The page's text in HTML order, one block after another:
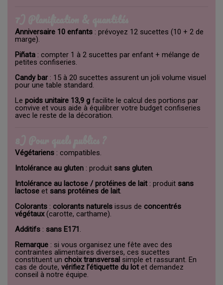
Anniversaire 10 enfants : prévoyez 12 sucettes (10 + 2 de
marge).
Piñata : compter 1 à 2 sucettes par enfant + mélange de
petites confiseries.
Candy bar: 15 à 20 sucettes assurent un joli volume visuel
pour une table standard.
Le poids unitaire 13,9 g facilite le calcul des portions par
convive et vous aide à équilibrer votre budget confiseries
avec le reste de la décoration.
Végétariens : compatibles.
Intolérance au gluten : produit sans gluten.
Intolérance au lactose / protéines de lait: produit sans
lactose et sans protéines de lait.
Colorants : colorants naturels issus de concentrés
végétaux(carotte, carthame).
Additifs : sans E171.
Remarque : si vous organisez une fête avec des
contraintes alimentaires diverses, ces sucettes
constituent un choix transversal simple et rassurant. En
cas de doute, vérifiez l’étiquette du lotet demandez
conseil à notre équipe.